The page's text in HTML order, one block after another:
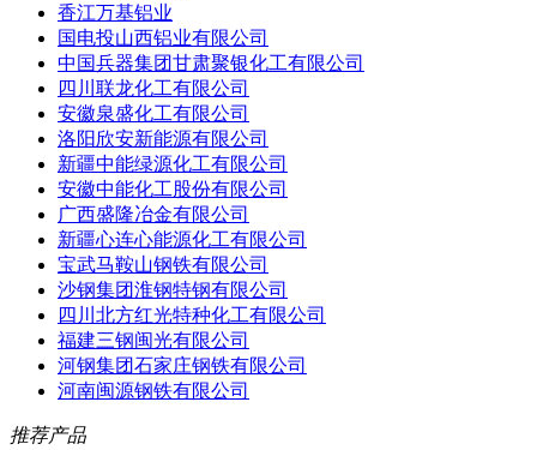
香江万基铝业
国电投山西铝业有限公司
中国兵器集团甘肃聚银化工有限公司
四川联龙化工有限公司
安徽泉盛化工有限公司
洛阳欣安新能源有限公司
新疆中能绿源化工有限公司
安徽中能化工股份有限公司
广西盛隆冶金有限公司
新疆心连心能源化工有限公司
宝武马鞍山钢铁有限公司
沙钢集团淮钢特钢有限公司
四川北方红光特种化工有限公司
福建三钢闽光有限公司
河钢集团石家庄钢铁有限公司
河南闽源钢铁有限公司
推荐产品